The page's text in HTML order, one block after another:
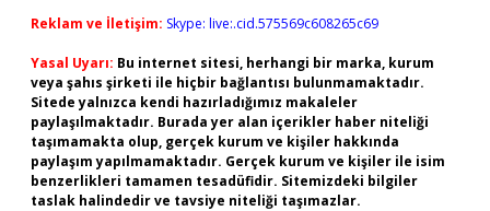
Reklam ve İletişim: Skype: live:.cid.575569c608265c69
Yasal Uyarı: Bu internet sitesi, herhangi bir marka, kurum
veya şahıs şirketi ile hiçbir bağlantısı bulunmamaktadır.
Sitede yalnızca kendi hazırladığımız makaleler
paylaşılmaktadır. Burada yer alan içerikler haber niteliği
taşımamakta olup, gerçek kurum ve kişiler hakkında
paylaşım yapılmamaktadır. Gerçek kurum ve kişiler ile isim
benzerlikleri tamamen tesadüfidir. Sitemizdeki bilgiler
taslak halindedir ve tavsiye niteliği taşımazlar.